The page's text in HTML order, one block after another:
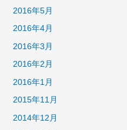
2016年5月
2016年4月
2016年3月
2016年2月
2016年1月
2015年11月
2014年12月